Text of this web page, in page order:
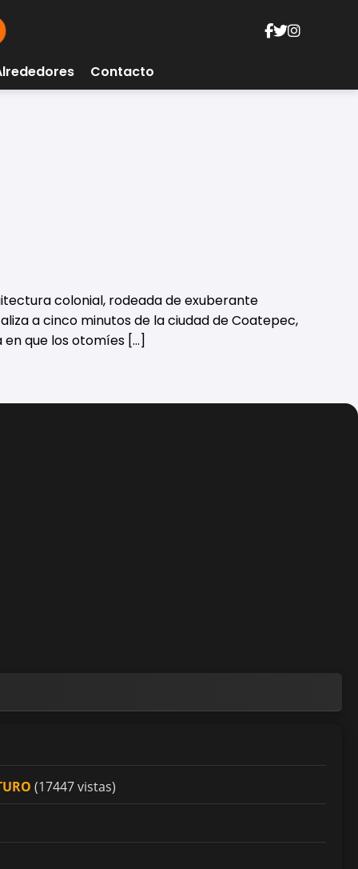
Contacto
colonial, rodeada de exuberante
a cinco minutos de la ciudad de Coatepec,
en que los otomíes […]
(17447 vistas)